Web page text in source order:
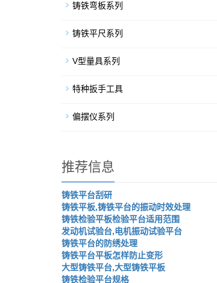
铸铁弯板系列
铸铁平尺系列
V型量具系列
特种扳手工具
偏摆仪系列
推荐信息
铸铁平台刮研
铸铁平板,铸铁平台的振动时效处理
铸铁检验平板检验平台适用范围
发动机试验台,电机振动试验平台
铸铁平台的防绣处理
铸铁平台平板怎样防止变形
大型铸铁平台,大型铸铁平板
铸铁检验平台规格